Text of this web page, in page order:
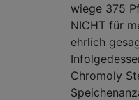
wiege 375
NICHT für
ehrlich
Chromoly